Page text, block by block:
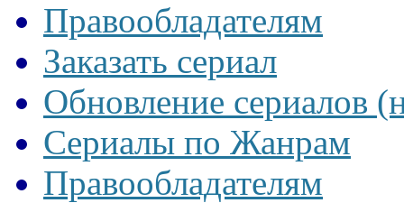
Правообладателям
Заказать сериал
Обновление сериалов
Сериалы по Жанрам
Правообладателям